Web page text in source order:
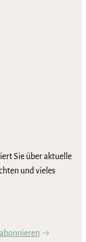
Sie über aktuelle
und vieles